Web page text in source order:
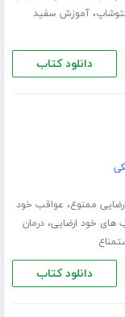
،آموزش سفید
دانلود کتاب
ممنوع، عواقب خود
های خود ارضایی،درمان
دانلود کتاب